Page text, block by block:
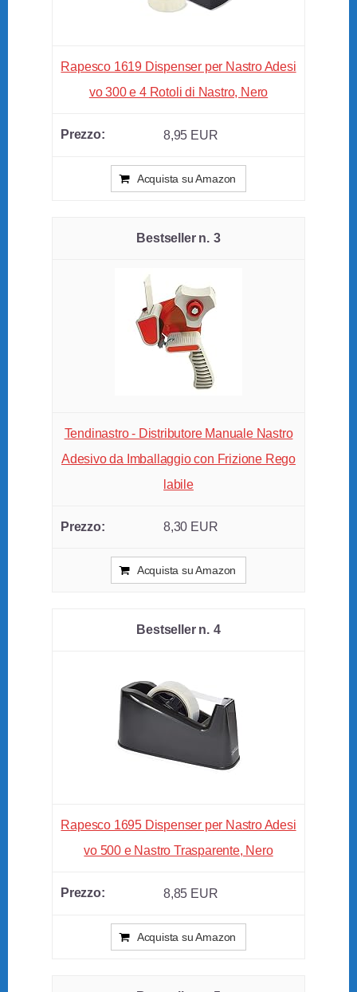
Rapesco 1619 Dispenser per Nastro Adesi
vo 300 e 4 Rotoli di Nastro, Nero
8,95 EUR
Acquista su Amazon
3
Tendinastro - Distributore Manuale Nastro
Adesivo da Imballaggio con Frizione Rego
labile
8,30 EUR
Acquista su Amazon
4
Rapesco 1695 Dispenser per Nastro Adesi
vo 500 e Nastro Trasparente, Nero
8,85 EUR
Acquista su Amazon